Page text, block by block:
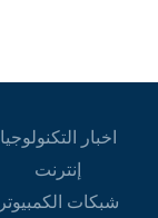
اخبار التكنولوجيا
إنترنت
شبكات الكمبيوتر